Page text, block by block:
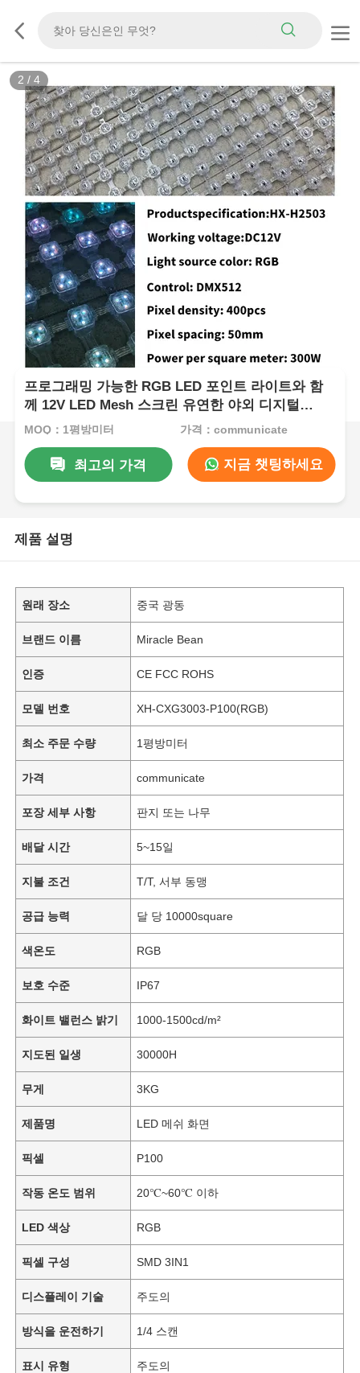
2 / 4
프로그래밍 가능한 RGB LED 포인트 라이트와 함
께 12V LED Mesh 스크린 유연한 야외 디지털
Mesh 디스플레이 랜드마크 건물 이벤트 무대 및 상
MOQ：1평방미터 가격：communicate
최고의 가격 지금 챗팅하세요
제품 설명
원래 장소 중국 광동
브랜드 이름 Miracle Bean
인증 CE FCC ROHS
모델 번호 XH-CXG3003-P100(RGB)
최소 주문 수량 1평방미터
가격 communicate
포장 세부 사항 판지 또는 나무
배달 시간 5~15일
지불 조건 T/T, 서부 동맹
공급 능력 달 당 10000square
색온도 RGB
보호 수준 IP67
화이트 밸런스 밝기 1000-1500cd/m²
지도된 일생 30000H
무게 3KG
제품명 LED 메쉬 화면
픽셀 P100
작동 온도 범위 20℃~60℃ 이하
LED 색상 RGB
픽셀 구성 SMD 3IN1
디스플레이 기술 주도의
방식을 운전하기 1/4 스캔
표시 유형 주도의